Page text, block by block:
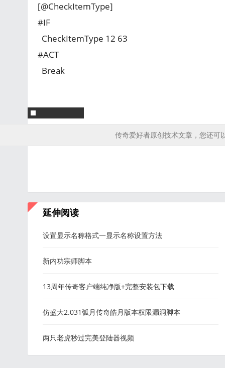
[@CheckItemType]
#IF
CheckItemType 12 63
#ACT
Break
传奇爱好者原创技术文章，您还可
延伸阅读
设置显示名称格式一显示名称设置方法
新内功宗师脚本
13周年传奇客户端纯净版+完整安装包下载
仿盛大2.031弧月传奇皓月版本权限漏洞脚本
两只老虎秒过完美登陆器视频